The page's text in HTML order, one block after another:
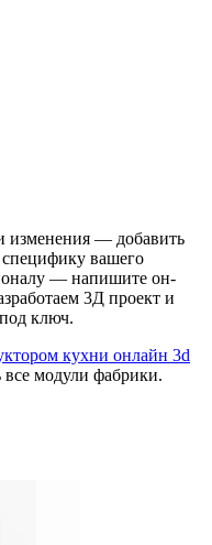
изменения — добавить
вашего
— напишите он-
3Д проект и
ключ.
кухни онлайн 3d
все модули фабрики.